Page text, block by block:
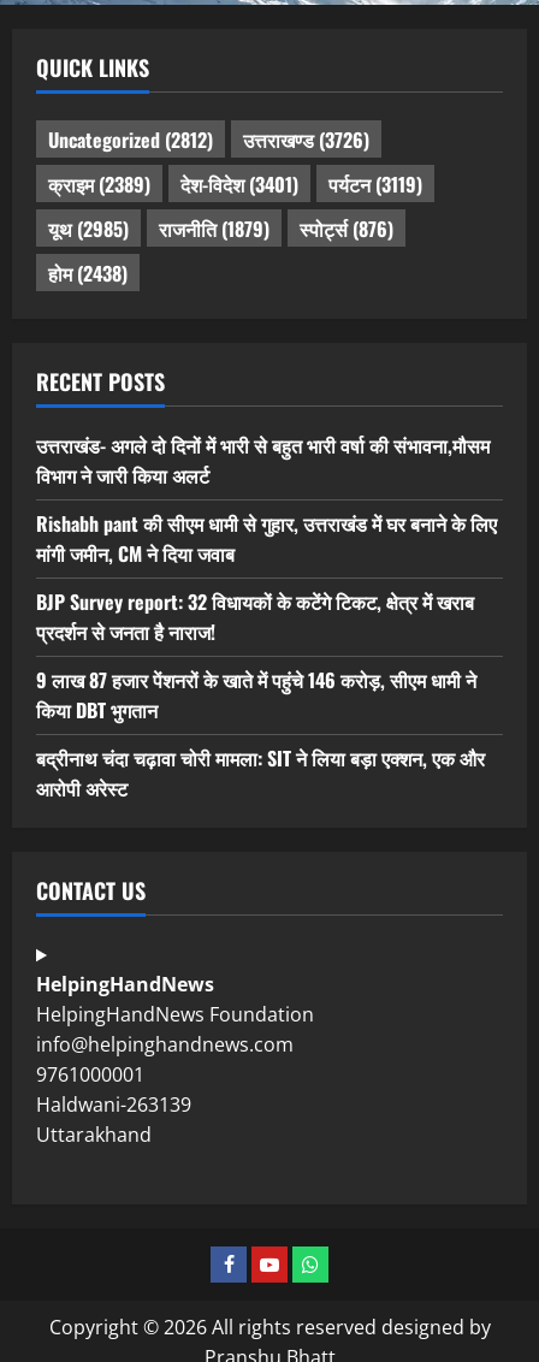
QUICK LINKS
Uncategorized (2812) उत्तराखण्ड(3726)
क्राइम(2389) देश-विदेश(3401) पर्यटन(3119)
यूथ(2985) राजनीति(1879) स्पोर्ट्स(876)
होम(2438)
RECENT POSTS
उत्तराखंड- अगले दो दिनों में भारी से बहुत भारी वर्षा की संभावना,मौसम
विभाग ने जारी किया अलर्ट
Rishabh pant की सीएम धामी से गुहार, उत्तराखंड में घर बनाने के लिए
मांगी जमीन, CM ने दिया जवाब
BJP Survey report: 32 विधायकों के कटेंगे टिकट, क्षेत्र में खराब
प्रदर्शन से जनता है नाराज!
9 लाख 87 हजार पेंशनरों के खाते में पहुंचे 146 करोड़, सीएम धामी ने
किया DBT भुगतान
बद्रीनाथ चंदा चढ़ावा चोरी मामला: SIT ने लिया बड़ा एक्शन, एक और
आरोपी अरेस्ट
CONTACT US
HelpingHandNews
HelpingHandNews Foundation
info@helpinghandnews.com
9761000001
Haldwani-263139
Uttarakhand
Copyright © 2026 All rights reserved designed by